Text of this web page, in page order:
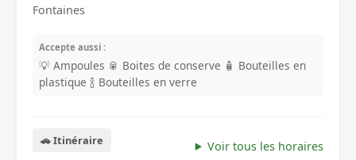
Fontaines
Accepte aussi :
💡 Ampoules 🥫 Boites de conserve 🧴 Bouteilles en
plastique 🍾 Bouteilles en verre
🚗 Itinéraire Voir tous les horaires